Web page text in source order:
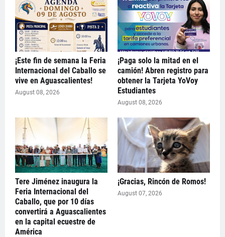
¡Este fin de semana la Feria
Internacional del Caballo se
vive en Aguascalientes!
August 08, 2026
¡Paga solo la mitad en el
camión! Abren registro para
obtener la Tarjeta YoVoy
Estudiantes
August 08, 2026
Tere Jiménez inaugura la
Feria Internacional del
Caballo, que por 10 días
convertirá a Aguascalientes
en la capital ecuestre de
América
¡Gracias, Rincón de Romos!
August 07, 2026